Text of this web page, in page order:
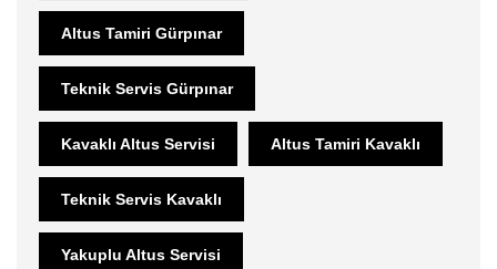
Altus Tamiri Gürpınar
Teknik Servis Gürpınar
Kavaklı Altus Servisi Altus Tamiri Kavaklı
Teknik Servis Kavaklı
Yakuplu Altus Servisi